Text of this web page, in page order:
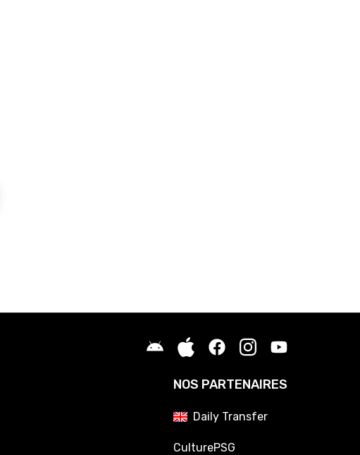
NOS PARTENAIRES
Daily Transfer
CulturePSG